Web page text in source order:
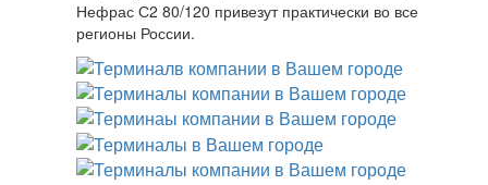
Нефрас С2 80/120 привезут практически во все
регионы России.